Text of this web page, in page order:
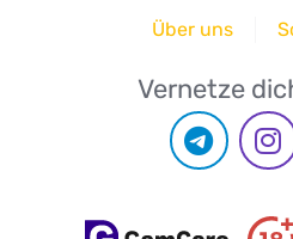
Über uns
Vernetze